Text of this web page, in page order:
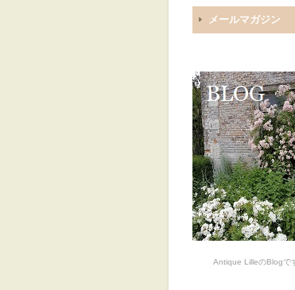
メールマガジン
Antique LilleのBlogで